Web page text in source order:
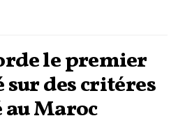
le premier
des critéres
Maroc